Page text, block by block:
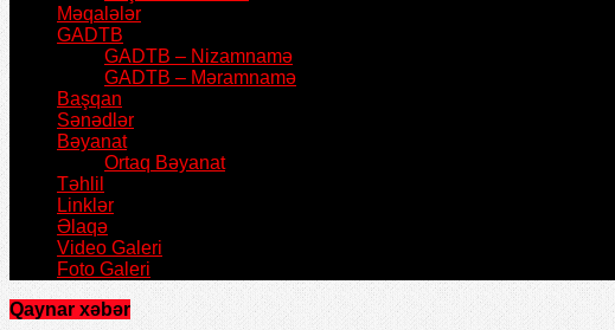
Məqalələr
GADTB
GADTB – Nizamnamə
GADTB – Məramnamə
Başqan
Sənədlər
Bəyanat
Ortaq Bəyanat
Təhlil
Linklər
Əlaqə
Video Galeri
Foto Galeri
Qaynar xəbər